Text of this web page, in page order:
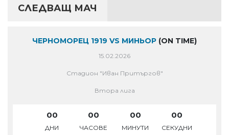
СЛЕДВАЩ МАЧ
ЧЕРНОМОРЕЦ 1919 VS МИНЬОР (ON TIME)
15.02.2026
Стадион "Иван Притъргов"
Втора лига
00
ДНИ
00
ЧАСОВЕ
00
МИНУТИ
00
СЕКУДНИ